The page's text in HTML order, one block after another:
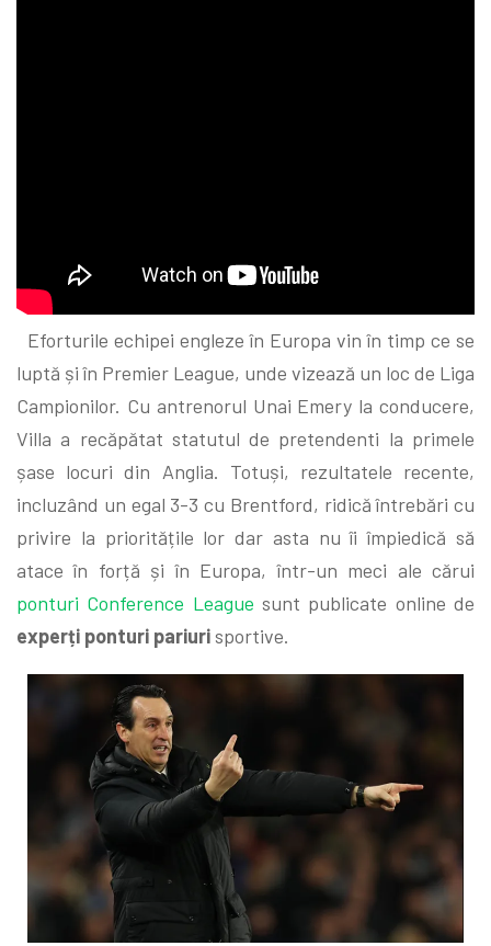
Eforturile echipei engleze în Europa vin în timp ce se
luptă și în Premier League, unde vizează un loc de Liga
Campionilor. Cu antrenorul Unai Emery la conducere,
Villa a recăpătat statutul de pretendenti la primele
șase locuri din Anglia. Totuși, rezultatele recente,
incluzând un egal 3-3 cu Brentford, ridică întrebări cu
privire la prioritățile lor dar asta nu îi împiedică să
atace în forță și în Europa, într-un meci ale cărui
ponturi Conference League sunt publicate online de
experți ponturi pariurisportive.